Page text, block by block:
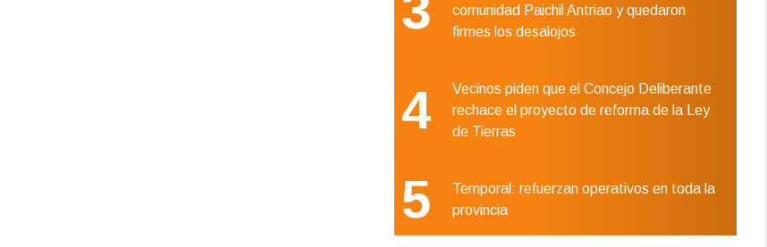
comunidad Paichil Antriao y quedaron
firmes los desalojos
4
Vecinos piden que el Concejo Deliberante
rechace el proyecto de reforma de la Ley
de Tierras
5
Temporal: refuerzan operativos en toda la
provincia